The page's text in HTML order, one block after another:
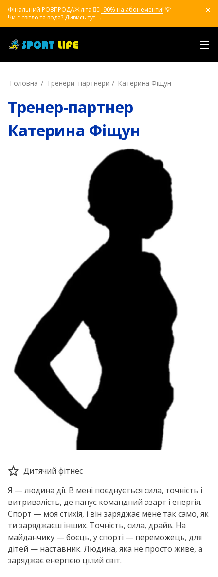
Фінальний РОЗПРОДАЖ літа ❤️‍🔥 -90% на абонементи! 💡
Чи є світло та вода? Дивись тут →
Головна Тренери–партнери Катерина Фіщун
Тренер-партнер
Катерина Фіщун
Дитячий фітнес
Я — людина дії. В мені поєднується сила, точність і
витривалість, де панує командний азарт і енергія.
Спорт — моя стихія, і він заряджає мене так само, як
ти заряджаєш інших. Точність, сила, драйв. На
майданчику — боєць, у спорті — переможець, для
дітей — наставник. Людина, яка не просто живе, а
заряджає енергією цілий світ.